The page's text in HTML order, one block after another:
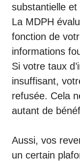
substantielle et
La MDPH
fonction de
informations
Si votre taux
insuffisant,
refusée. Cela
autant de
Aussi, vos
un certain